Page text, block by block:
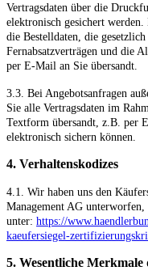
Vertragsdaten über die
elektronisch gesichert
die Bestelldaten, die
Fernabsatzverträgen und die
per E-Mail an Sie übersandt.
3.3. Bei Angebotsanfragen
Sie alle Vertragsdaten im
Textform übersandt, z.B. per
elektronisch sichern können.
4. Verhaltenskodizes
4.1. Wir haben uns den
Management AG unterworfen,
unter: https://
kaeufersiegel-
5. Wesentliche